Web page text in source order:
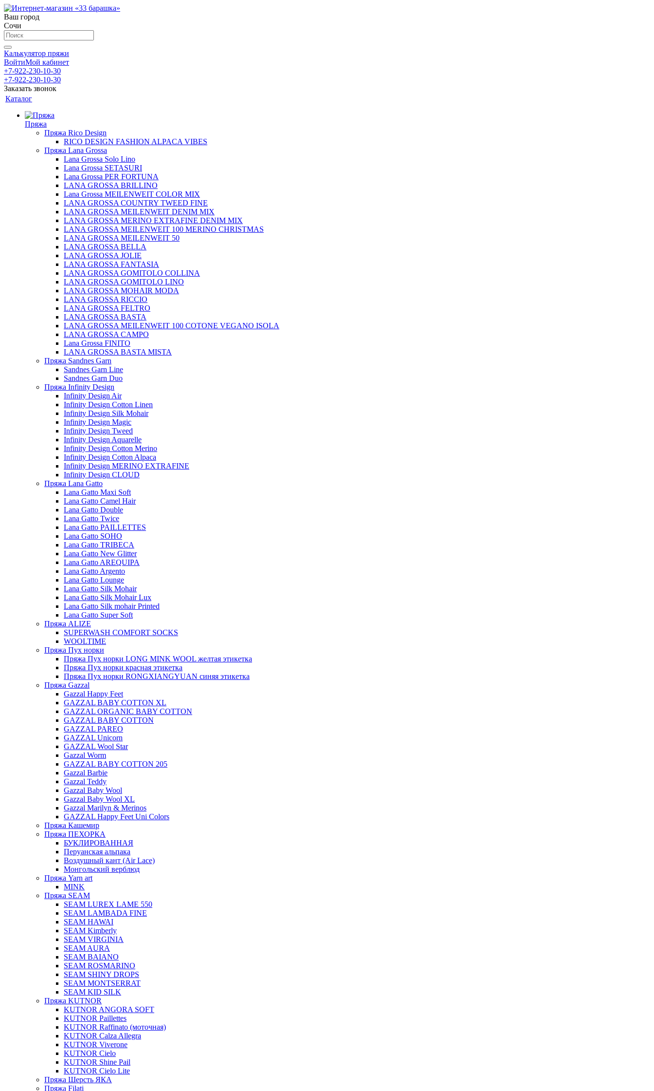
Ваш город
Сочи
Калькулятор пряжи
ВойтиМой кабинет
+7-922-230-10-30
+7-922-230-10-30
Заказать звонок
Каталог
Пряжа
Пряжа Rico Design
RICO DESIGN FASHION ALPACA VIBES
Пряжа Lana Grossa
Lana Grossa Solo Lino
Lana Grossa SETASURI
Lana Grossa PER FORTUNA
LANA GROSSA BRILLINO
Lana Grossa MEILENWEIT COLOR MIX
LANA GROSSA COUNTRY TWEED FINE
LANA GROSSA MEILENWEIT DENIM MIX
LANA GROSSA MERINO EXTRAFINE DENIM MIX
LANA GROSSA MEILENWEIT 100 MERINO CHRISTMAS
LANA GROSSA MEILENWEIT 50
LANA GROSSA BELLA
LANA GROSSA JOLIE
LANA GROSSA FANTASIA
LANA GROSSA GOMITOLO COLLINA
LANA GROSSA GOMITOLO LINO
LANA GROSSA MOHAIR MODA
LANA GROSSA RICCIO
LANA GROSSA FELTRO
LANA GROSSA BASTA
LANA GROSSA MEILENWEIT 100 COTONE VEGANO ISOLA
LANA GROSSA CAMPO
Lana Grossa FINITO
LANA GROSSA BASTA MISTA
Пряжа Sandnes Garn
Sandnes Garn Line
Sandnes Garn Duo
Пряжа Infinity Design
Infinity Design Air
Infinity Design Cotton Linen
Infinity Design Silk Mohair
Infinity Design Magic
Infinity Design Tweed
Infinity Design Aquarelle
Infinity Design Cotton Merino
Infinity Design Cotton Alpaca
Infinity Design MERINO EXTRAFINE
Infinity Design CLOUD
Пряжа Lana Gatto
Lana Gatto Maxi Soft
Lana Gatto Camel Hair
Lana Gatto Double
Lana Gatto Twice
Lana Gatto PAILLETTES
Lana Gatto SOHO
Lana Gatto TRIBECA
Lana Gatto New Glitter
Lana Gatto AREQUIPA
Lana Gatto Argento
Lana Gatto Lounge
Lana Gatto Silk Mohair
Lana Gatto Silk Mohair Lux
Lana Gatto Silk mohair Printed
Lana Gatto Super Soft
Пряжа ALIZE
SUPERWASH COMFORT SOCKS
WOOLTIME
Пряжа Пух норки
Пряжа Пух норки LONG MINK WOOL желтая этикетка
Пряжа Пух норки красная этикетка
Пряжа Пух норки RONGXIANGYUAN синяя этикетка
Пряжа Gazzal
Gazzal Happy Feet
GAZZAL BABY COTTON XL
GAZZAL ORGANIC BABY COTTON
GAZZAL BABY COTTON
GAZZAL PAREO
GAZZAL Unicorn
GAZZAL Wool Star
Gazzal Worm
GAZZAL BABY COTTON 205
Gazzal Barbie
Gazzal Teddy
Gazzal Baby Wool
Gazzal Baby Wool XL
Gazzal Marilyn & Merinos
GAZZAL Happy Feet Uni Colors
Пряжа Кашемир
Пряжа ПЕХОРКА
БУКЛИРОВАННАЯ
Перуанская альпака
Воздушный кант (Air Lace)
Монгольский верблюд
Пряжа Yarn art
MINK
Пряжа SEAM
SEAM LUREX LAME 550
SEAM LAMBADA FINE
SEAM HAWAI
SEAM Kimberly
SEAM VIRGINIA
SEAM AURA
SEAM BAIANO
SEAM ROSMARINO
SEAM SHINY DROPS
SEAM MONTSERRAT
SEAM KID SILK
Пряжа KUTNOR
KUTNOR ANGORA SOFT
KUTNOR Paillettes
KUTNOR Raffinato (моточная)
KUTNOR Calza Allegra
KUTNOR Viverone
KUTNOR Cielo
KUTNOR Shine Pail
KUTNOR Cielo Lite
Пряжа Шерсть ЯКА
Пряжа Filati